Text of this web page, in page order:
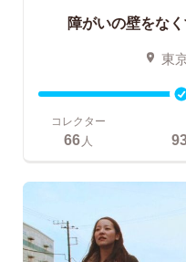
障がいの壁をな
東
コレクター
66人